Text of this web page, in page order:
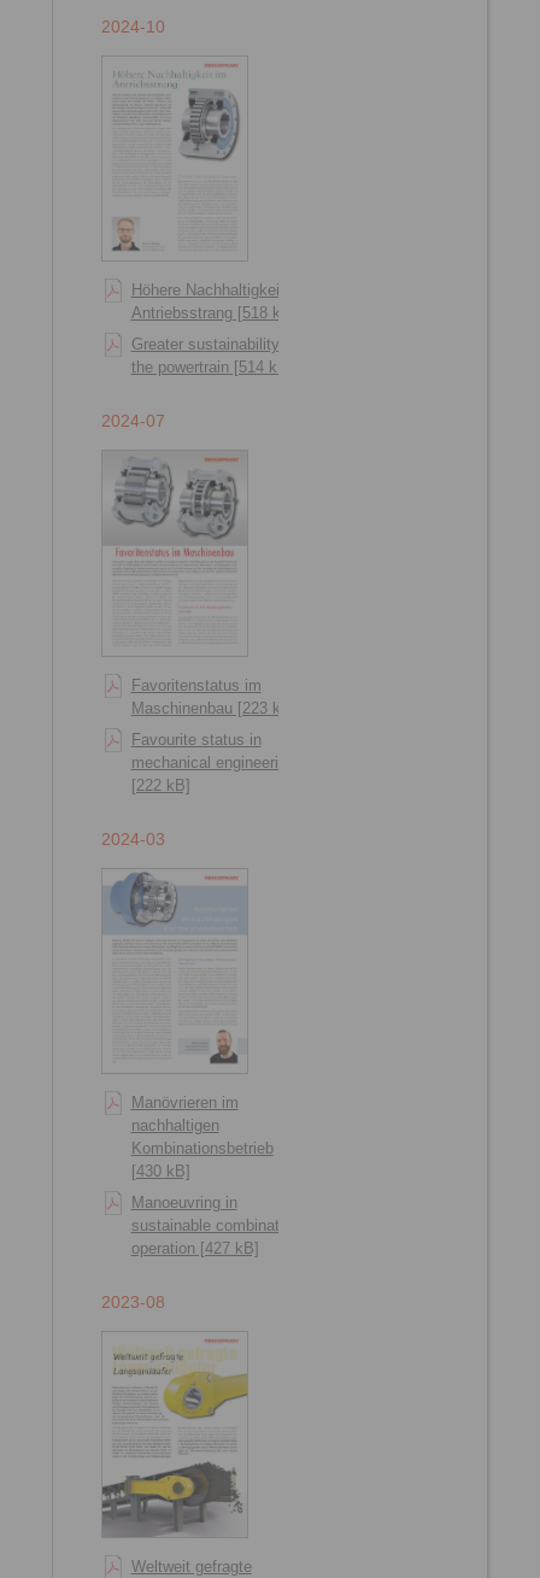
2024-10
Höhere Nachhaltigkeit im
Antriebsstrang [518 kB]
Greater sustainability in
the powertrain [514 kB]
2024-07
Favoritenstatus im
Maschinenbau [223 kB]
Favourite status in
mechanical engineering
[222 kB]
2024-03
Manövrieren im
nachhaltigen
Kombinationsbetrieb
[430 kB]
Manoeuvring in
sustainable combination
operation [427 kB]
2023-08
Weltweit gefragte